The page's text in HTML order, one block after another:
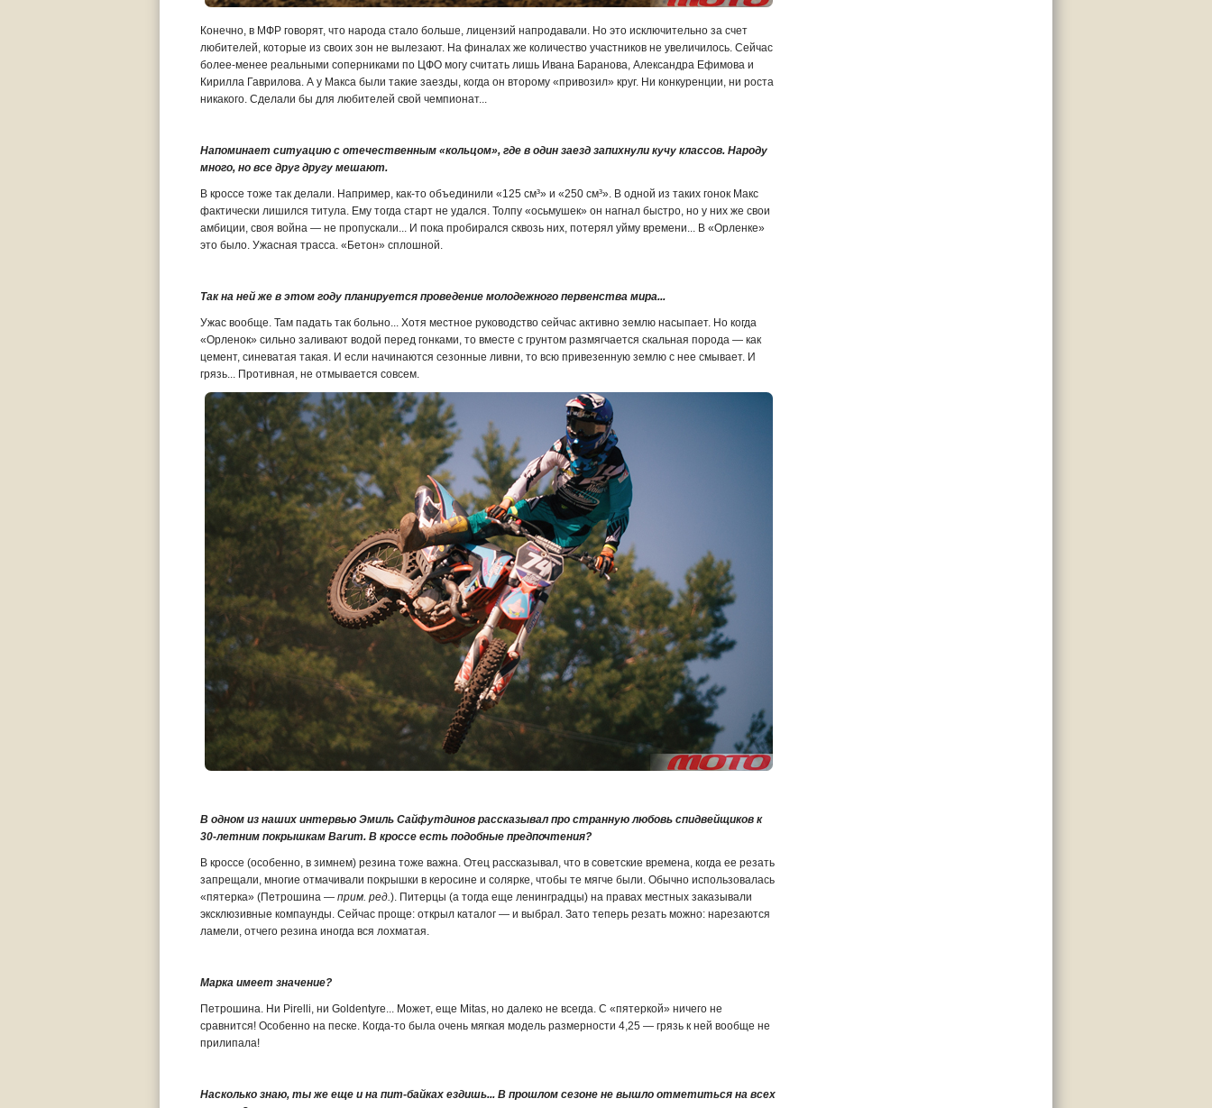
Конечно, в МФР говорят, что народа стало больше, лицензий напродавали. Но это исключительно за счет
любителей, которые из своих зон не вылезают. На финалах же количество участников не увеличилось. Сейчас
более-менее реальными соперниками по ЦФО могу считать лишь Ивана Баранова, Александра Ефимова и
Кирилла Гаврилова. А у Макса были такие заезды, когда он второму «привозил» круг. Ни конкуренции, ни роста
никакого. Сделали бы для любителей свой чемпионат...
Напоминает ситуацию с отечественным «кольцом», где в один заезд запихнули кучу классов. Народу
много, но все друг другу мешают.
В кроссе тоже так делали. Например, как-то объединили «125 см³» и «250 см³». В одной из таких гонок Макс
фактически лишился титула. Ему тогда старт не удался. Толпу «осьмушек» он нагнал быстро, но у них же свои
амбиции, своя война — не пропускали... И пока пробирался сквозь них, потерял уйму времени... В «Орленке»
это было. Ужасная трасса. «Бетон» сплошной.
Так на ней же в этом году планируется проведение молодежного первенства мира...
Ужас вообще. Там падать так больно... Хотя местное руководство сейчас активно землю насыпает. Но когда
«Орленок» сильно заливают водой перед гонками, то вместе с грунтом размягчается скальная порода — как
цемент, синеватая такая. И если начинаются сезонные ливни, то всю привезенную землю с нее смывает. И
грязь... Противная, не отмывается совсем.
В одном из наших интервью Эмиль Сайфутдинов рассказывал про странную любовь спидвейщиков к
30-летним покрышкам Barum. В кроссе есть подобные предпочтения?
В кроссе (особенно, в зимнем) резина тоже важна. Отец рассказывал, что в советские времена, когда ее резать
запрещали, многие отмачивали покрышки в керосине и солярке, чтобы те мягче были. Обычно использовалась
«пятерка» (Петрошина — прим. ред.). Питерцы (а тогда еще ленинградцы) на правах местных заказывали
эксклюзивные компаунды. Сейчас проще: открыл каталог — и выбрал. Зато теперь резать можно: нарезаются
ламели, отчего резина иногда вся лохматая.
Марка имеет значение?
Петрошина. Ни Pirelli, ни Goldentyre... Может, еще Mitas, но далеко не всегда. С «пятеркой» ничего не
сравнится! Особенно на песке. Когда-то была очень мягкая модель размерности 4,25 — грязь к ней вообще не
прилипала!
Насколько знаю, ты же еще и на пит-байках ездишь... В прошлом сезоне не вышло отметиться на всех